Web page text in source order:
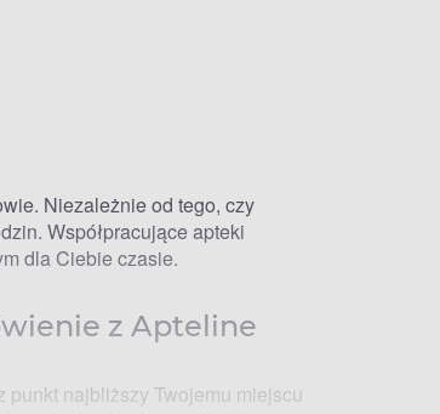
Niezależnie od tego, czy
Współpracujące apteki
dla Ciebie czasie.
z Apteline
najbliższy Twojemu miejscu